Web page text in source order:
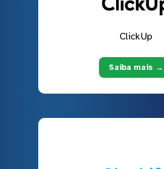
ClickUp
Saiba mais →